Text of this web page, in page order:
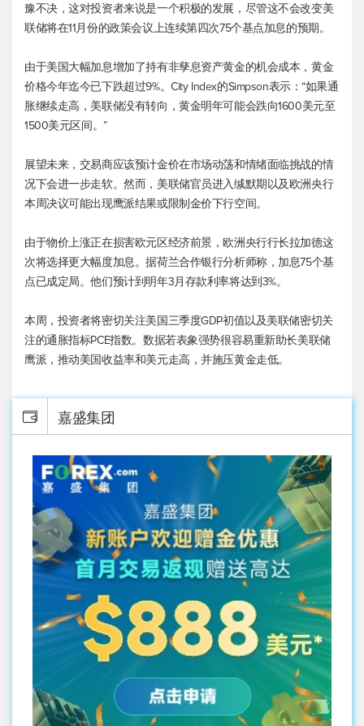
豫不决，这对投资者来说是一个积极的发展，尽管这不会改变美
联储将在11月份的政策会议上连续第四次75个基点加息的预期。
由于美国大幅加息增加了持有非孳息资产黄金的机会成本，黄金
价格今年迄今已下跌超过9%。City Index的Simpson表示：“如果通
胀继续走高，美联储没有转向，黄金明年可能会跌向1600美元至
1500美元区间。”
展望未来，交易商应该预计金价在市场动荡和情绪面临挑战的情
况下会进一步走软。然而，美联储官员进入缄默期以及欧洲央行
本周决议可能出现鹰派结果或限制金价下行空间。
由于物价上涨正在损害欧元区经济前景，欧洲央行行长拉加德这
次将选择更大幅度加息。据荷兰合作银行分析师称，加息75个基
点已成定局。他们预计到明年3月存款利率将达到3%。
本周，投资者将密切关注美国三季度GDP初值以及美联储密切关
注的通胀指标PCE指数。数据若表象强势很容易重新助长美联储
鹰派，推动美国收益率和美元走高，并施压黄金走低。
嘉盛集团